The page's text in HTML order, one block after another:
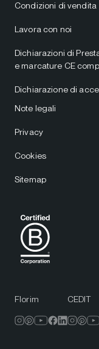
Condizioni di vendita
Lavora con noi
Dichiarazioni di
e marcature CE
Dichiarazione di
Note legali
Privacy
Cookies
Sitemap
Florim CEDIT